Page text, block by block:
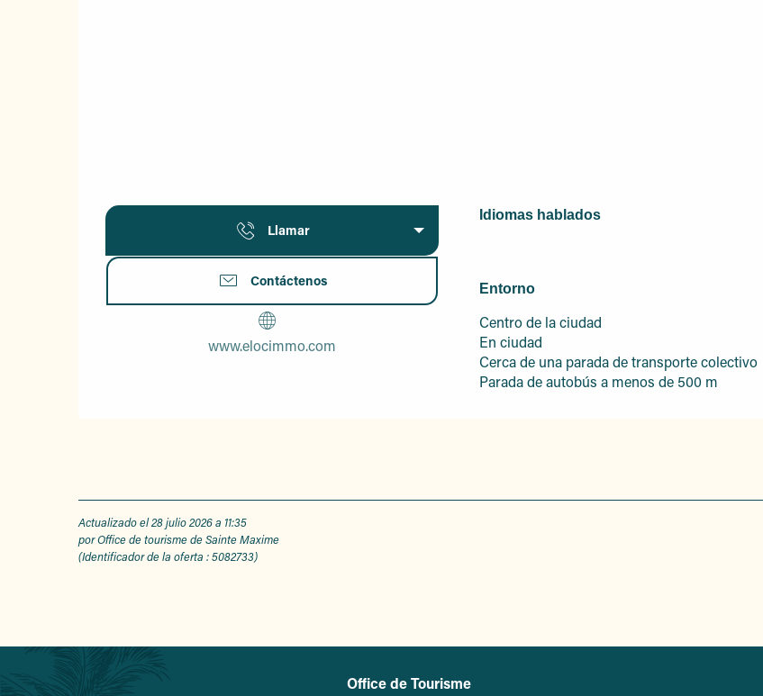
Llamar
Contáctenos
www.elocimmo.com
Idiomas hablados
Idiomas hablados
Entorno
Entorno
Centro de la ciudad
En ciudad
Cerca de una parada de transporte colectivo
Parada de autobús a menos de 500 m
Actualizado el 28 julio 2026 a 11:35
por Office de tourisme de Sainte Maxime
(Identificador de la oferta :5082733)
L'office de tourisme de Sainte-Maxime
Office de Tourisme